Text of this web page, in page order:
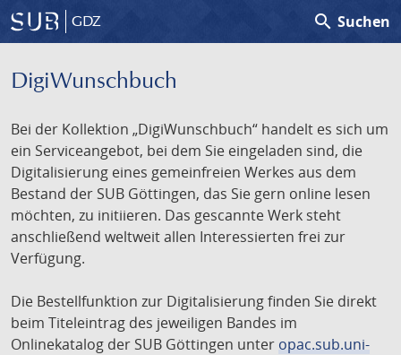
GDZ search Suchen
DigiWunschbuch
Bei der Kollektion „DigiWunschbuch“ handelt es sich um
ein Serviceangebot, bei dem Sie eingeladen sind, die
Digitalisierung eines gemeinfreien Werkes aus dem
Bestand der SUB Göttingen, das Sie gern online lesen
möchten, zu initiieren. Das gescannte Werk steht
anschließend weltweit allen Interessierten frei zur
Verfügung.
Die Bestellfunktion zur Digitalisierung finden Sie direkt
beim Titeleintrag des jeweiligen Bandes im
Onlinekatalog der SUB Göttingen unter opac.sub.uni-